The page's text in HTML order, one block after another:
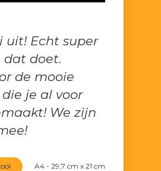
uit! Echt super
dat doet.
de mooie
je al voor
We zijn
A4 - 29,7 cm x 21 cm